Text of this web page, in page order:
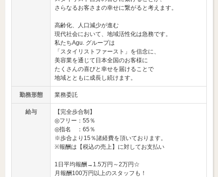
さらなるお客さまの幸せに繋がると考えます。
高齢化、人口減少が進む
現代社会において、地域活性化は急務です。
私たちAgu. グループは
「スタイリストファースト」を信念に、
美容業を通じて日本全国のお客様に
たくさんの喜びと幸せを届けることで
地域とともに成長し続けます。
勤務形態 業務委託
給与
【完全歩合制】
◎フリー：55％
◎指名 ：65％
※歩合より15％諸経費を頂いております。
※報酬は【税込の売上】に対してお支払い
1日平均報酬→1.5万円～2万円☆
月報酬100万円以上のスタッフも！